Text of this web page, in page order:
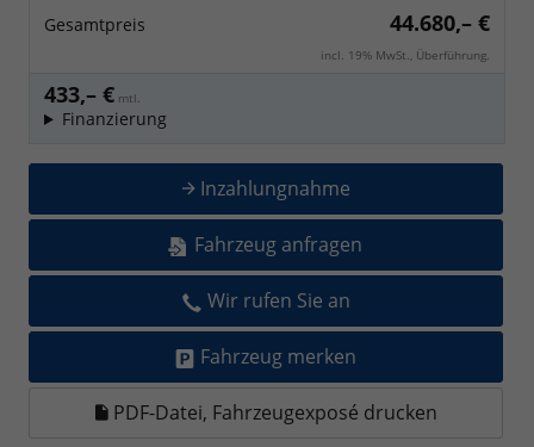
Gesamtpreis 44.680,– €
incl. 19% MwSt., Überführung.
433,– € mtl.
Finanzierung
Inzahlungnahme
Fahrzeug anfragen
Wir rufen Sie an
Fahrzeug merken
PDF-Datei, Fahrzeugexposé drucken